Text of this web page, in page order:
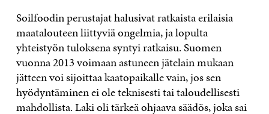
Soilfoodin perustajat halusivat ratkaista erilaisia
maatalouteen liittyviä ongelmia, ja lopulta
yhteistyön tuloksena syntyi ratkaisu. Suomen
vuonna 2013 voimaan astuneen jätelain mukaan
jätteen voi sijoittaa kaatopaikalle vain, jos sen
hyödyntäminen ei ole teknisesti tai taloudellisesti
mahdollista. Laki oli tärkeä ohjaava säädös, joka sai